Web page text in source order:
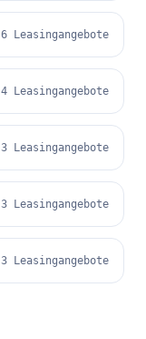
6 Leasingangebote
4 Leasingangebote
3 Leasingangebote
3 Leasingangebote
3 Leasingangebote